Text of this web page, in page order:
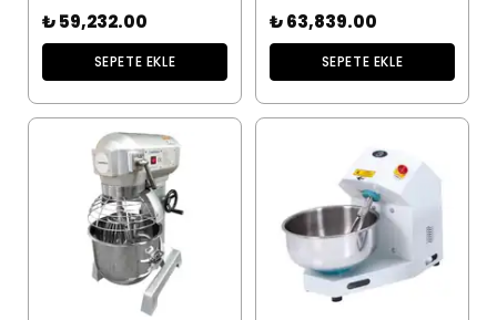
₺ 59,232.00
SEPETE EKLE
₺ 63,839.00
SEPETE EKLE